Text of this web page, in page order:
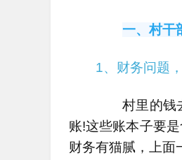
一、村干
1、财务问题
村里的钱去
账!这些账本子要
财务有猫腻，上面